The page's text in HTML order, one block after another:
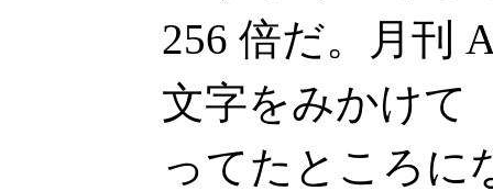
256 倍だ。月刊
文字をみかけて
ってたところに